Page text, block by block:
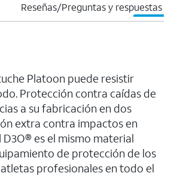
Reseñas/Preguntas y respuestas
Platoon puede resistir
Protección contra caídas de
a su fabricación en dos
extra contra impactos en
D3O® es el mismo material
de protección de los
profesionales en todo el